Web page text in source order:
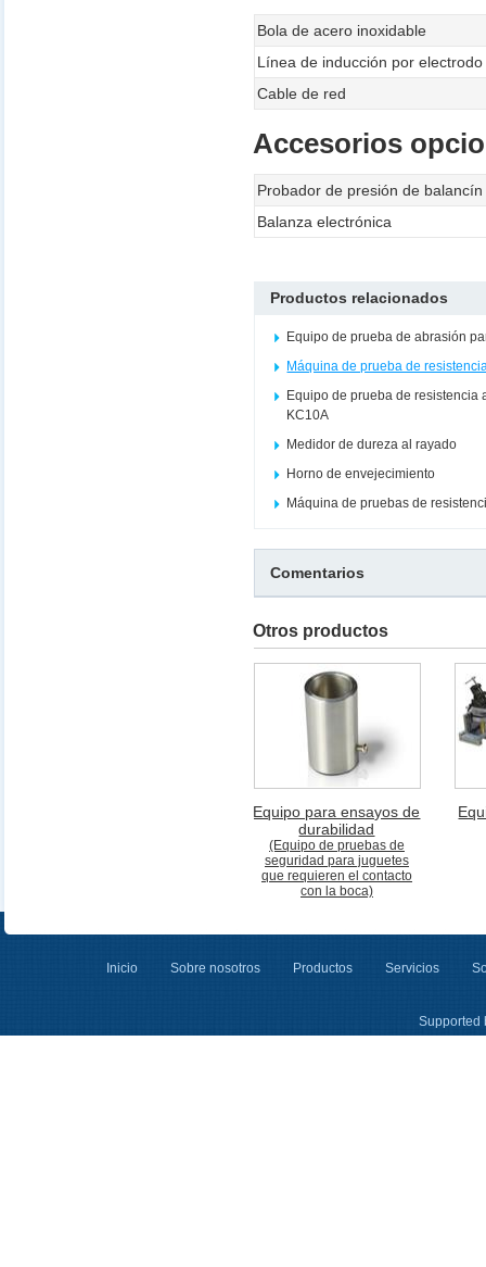
Bola de acero inoxidable
Línea de inducción por electrodo
Cable de red
Accesorios
Probador de presión de
Balanza electrónica
Productos relacionados
Equipo de prueba de abrasión
Máquina de prueba de
Equipo de prueba de resistencia
KC10A
Medidor de dureza al rayado
Horno de envejecimiento
Máquina de pruebas de
Comentarios
Otros productos
Equipo para ensayos de
durabilidad
(Equipo de pruebas de
seguridad para juguetes
que requieren el contacto
con la boca)
Inicio Sobre nosotros Productos Servicios
Supported